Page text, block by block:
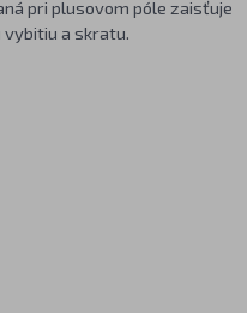
pri plusovom póle zaisťuje
a skratu.